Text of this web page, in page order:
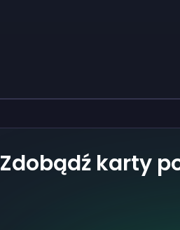
Zdobądź karty